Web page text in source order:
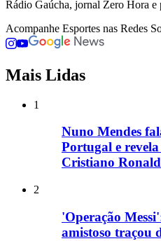
Rádio Gaúcha, jornal Zero Hora
Acompanhe Esportes nas Redes
Mais Lidas
1
Nuno Mendes
Portugal e
Cristiano
2
'Operação
amistoso traçou